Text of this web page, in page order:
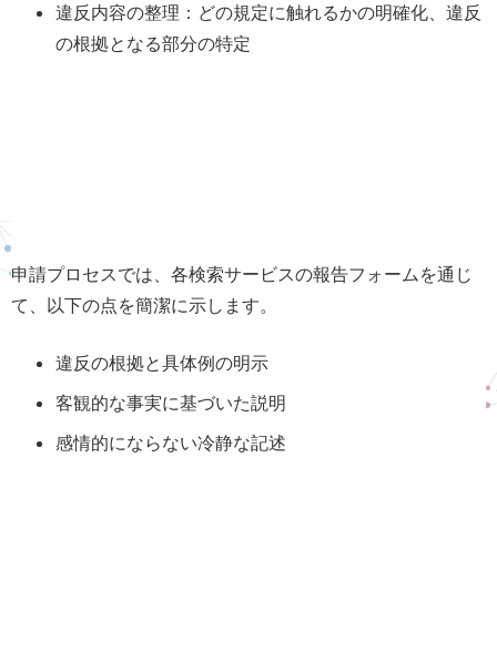
違反内容の整理：どの規定に触れるかの明確化、違反
の根拠となる部分の特定
申請プロセスでは、各検索サービスの報告フォームを通じ
て、以下の点を簡潔に示します。
違反の根拠と具体例の明示
客観的な事実に基づいた説明
感情的にならない冷静な記述